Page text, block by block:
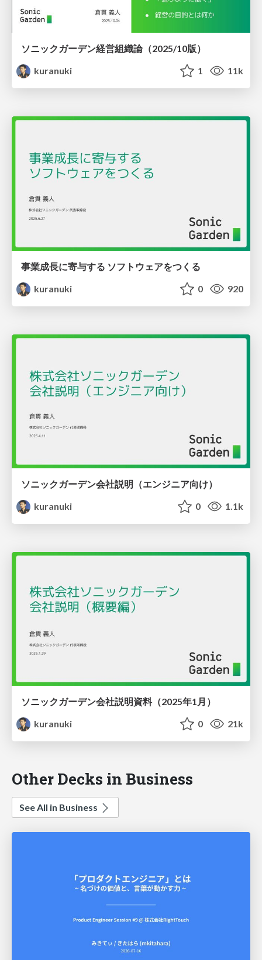
ソニックガーデン経営組織論（2025/10版）
kuranuki
1 11k
事業成長に寄与する ソフトウェアをつくる
kuranuki
0 920
ソニックガーデン会社説明（エンジニア向け）
kuranuki
0 1.1k
ソニックガーデン会社説明資料（2025年1月）
kuranuki
0 21k
Other Decks in Business
See All in Business